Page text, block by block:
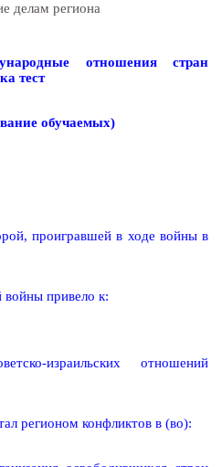
делам региона
отношения стран
тест
обучаемых)
проигравшей в ходе войны в
привело к:
израильских отношений
регионом конфликтов в (во):